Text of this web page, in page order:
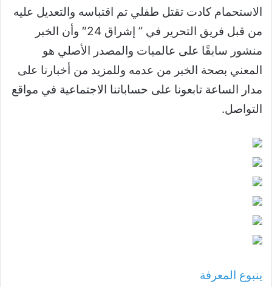
الاستحمام كادت تقتل طفلي تم اقتباسه والتعديل عليه
من قبل فريق التحرير في ” إشراق 24″ وأن الخبر
منشور سابقًا على عالميات والمصدر الأصلي هو
المعني بصحة الخبر من عدمه وللمزيد من أخبارنا على
مدار الساعة تابعونا على حساباتنا الاجتماعية في مواقع
التواصل.
ينبوع المعرفة